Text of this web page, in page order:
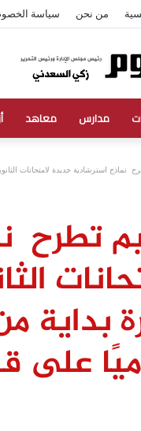
من نحن سياسة
مدارس معاهد
نماذج استرشادية جديدة لامتحانات
على